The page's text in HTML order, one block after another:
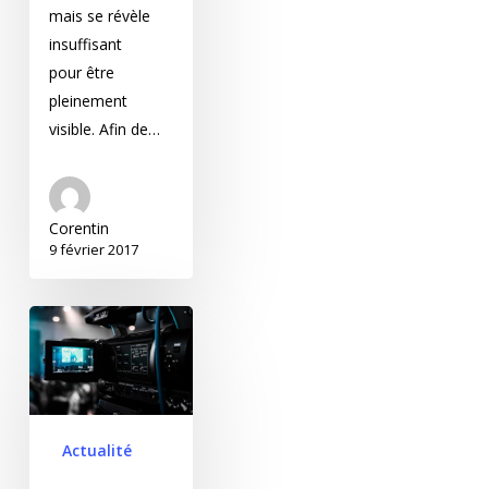
mais se révèle
insuffisant
pour être
pleinement
visible. Afin de…
Corentin
9 février 2017
La vidéo est devenu un
outil marketing de
premier ordre
Actualité